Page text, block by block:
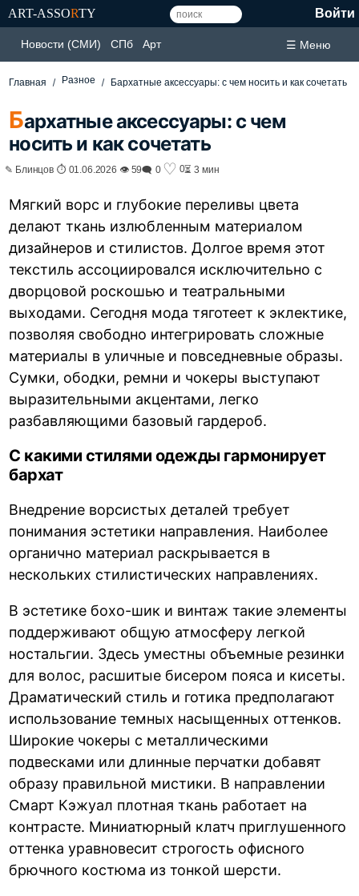
ART-ASSORTY Войти
Новости (СМИ) СПб Арт ☰ Меню
Главная Разное Бархатные аксессуары: с чем носить и как сочетать
Бархатные аксессуары: с чем
носить и как сочетать
✎ Блинцов ⏱ 01.06.2026 👁 59🗨 0 ♡ 0⏳ 3 мин
Мягкий ворс и глубокие переливы цвета
делают ткань излюбленным материалом
дизайнеров и стилистов. Долгое время этот
текстиль ассоциировался исключительно с
дворцовой роскошью и театральными
выходами. Сегодня мода тяготеет к эклектике,
позволяя свободно интегрировать сложные
материалы в уличные и повседневные образы.
Сумки, ободки, ремни и чокеры выступают
выразительными акцентами, легко
разбавляющими базовый гардероб.
С какими стилями одежды гармонирует
бархат
Внедрение ворсистых деталей требует
понимания эстетики направления. Наиболее
органично материал раскрывается в
нескольких стилистических направлениях.
В эстетике бохо-шик и винтаж такие элементы
поддерживают общую атмосферу легкой
ностальгии. Здесь уместны объемные резинки
для волос, расшитые бисером пояса и кисеты.
Драматический стиль и готика предполагают
использование темных насыщенных оттенков.
Широкие чокеры с металлическими
подвесками или длинные перчатки добавят
образу правильной мистики. В направлении
Смарт Кэжуал плотная ткань работает на
контрасте. Миниатюрный клатч приглушенного
оттенка уравновесит строгость офисного
брючного костюма из тонкой шерсти.